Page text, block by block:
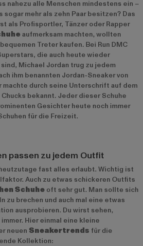
nahezu alle Menschen mindestens ein –
mehr als zehn Paar besitzen? Das
als Profisportler, Tänzer oder Rapper
aufmerksam machten, wollten
Treter kaufen. Bei Run DMC
die auch heute wieder
Michael Jordan trug zu jedem
ihm benannten Jordan-Sneaker von
machte durch seine Unterschrift auf dem
bekannt. Jeder dieser Schuhe
Gesichter heute noch immer
für die Freizeit.
passen zu jedem Outfit
fast alles erlaubt. Wichtig ist
Auch zu etwas schickeren Outfits
Schuhe oft sehr gut. Man sollte sich
zu brechen und auch mal eine etwas
ausprobieren. Du wirst sehen,
Hier einmal eine kleine
neuen Sneakertrends für die
Kollektion: